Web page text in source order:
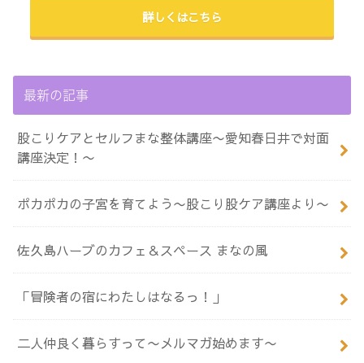
詳しくはこちら
最新の記事
股こりケアとセルフまな整体講座〜愛知春日井で対面
講座決定！〜
ポカポカの子宮を育てよう〜股こり股ケア講座より〜
佐久島ハーブのカフェ＆スペース まなの風
「冒険者の宿にわたしはなるっ！」
二人仲良く暮らすって〜メルマガ始めます〜